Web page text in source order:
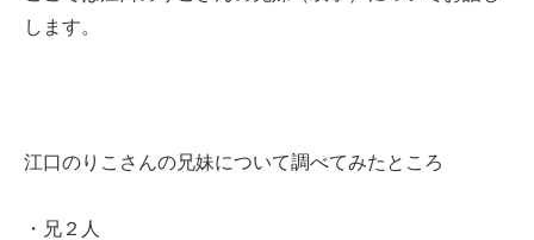
します。
江口のりこさんの兄妹について調べてみたところ
・兄２人